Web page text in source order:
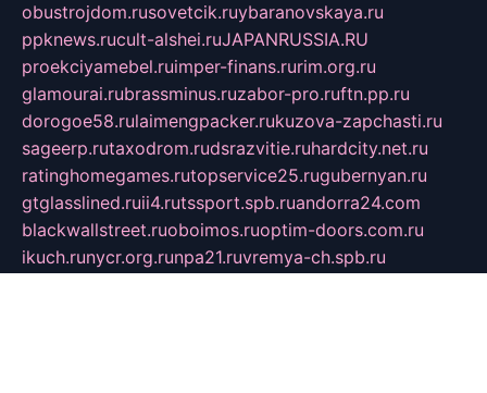
obustrojdom.rusovetcik.ruybaranovskaya.ru
ppknews.rucult-alshei.ruJAPANRUSSIA.RU
proekciyamebel.ruimper-finans.rurim.org.ru
glamourai.rubrassminus.ruzabor-pro.ruftn.pp.ru
dorogoe58.rulaimengpacker.rukuzova-zapchasti.ru
sageerp.rutaxodrom.rudsrazvitie.ruhardcity.net.ru
ratinghomegames.rutopservice25.rugubernyan.ru
gtglasslined.ruii4.rutssport.spb.ruandorra24.com
blackwallstreet.ruoboimos.ruoptim-doors.com.ru
ikuch.runycr.org.runpa21.ruvremya-ch.spb.ru